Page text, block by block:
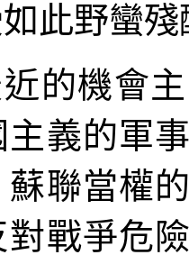
此野蠻
的機會
義的軍
聯當權
戰爭危